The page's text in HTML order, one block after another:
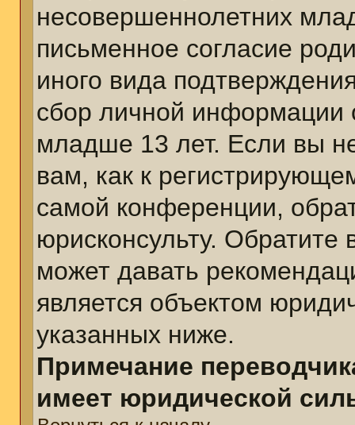
несовершеннолетних
письменное согласие
иного вида
сбор личной информации
младше 13 лет. Если вы
вам, как к
самой конференции,
юрисконсульту.
может давать
является объектом
указанных ниже.
Примечание
имеет юридической